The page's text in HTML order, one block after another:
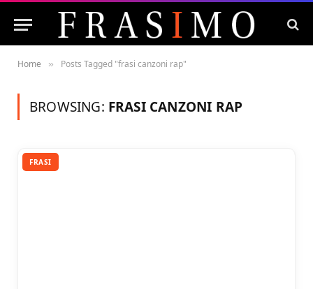
Home » Posts Tagged "frasi canzoni rap"
BROWSING: FRASI CANZONI RAP
FRASI